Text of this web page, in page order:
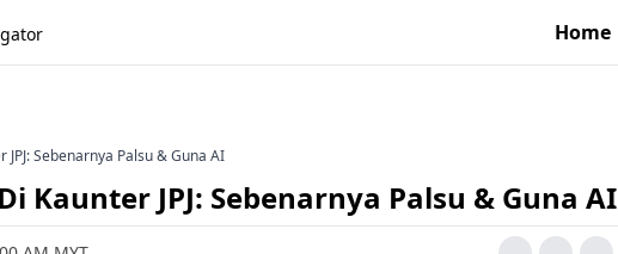
Home
Sebenarnya Palsu & Guna AI
Kaunter JPJ: Sebenarnya Palsu & Guna AI